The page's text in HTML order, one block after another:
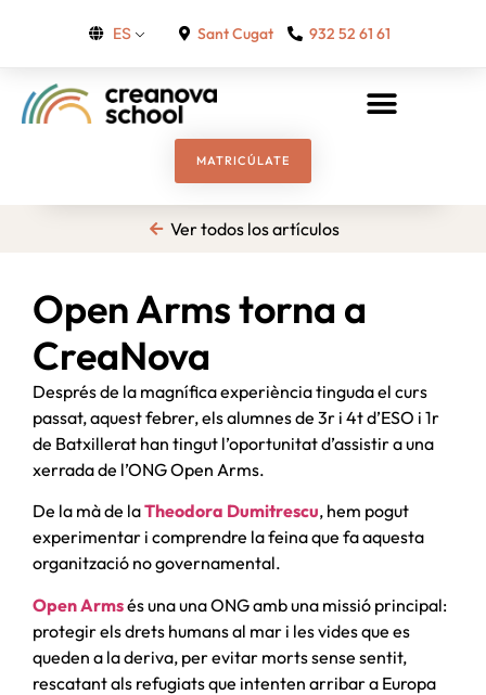
ES Sant Cugat 932 52 61 61
MATRICÚLATE
Ver todos los artículos
Open Arms torna a
CreaNova
Després de la magnífica experiència tinguda el curs
passat, aquest febrer, els alumnes de 3r i 4t d’ESO i 1r
de Batxillerat han tingut l’oportunitat d’assistir a una
xerrada de l’ONG Open Arms.
De la mà de laTheodora Dumitrescu, hem pogut
experimentar i comprendre la feina que fa aquesta
organització no governamental.
Open Armsés una una ONG amb una missió principal:
protegir els drets humans al mar i les vides que es
queden a la deriva, per evitar morts sense sentit,
rescatant als refugiats que intenten arribar a Europa